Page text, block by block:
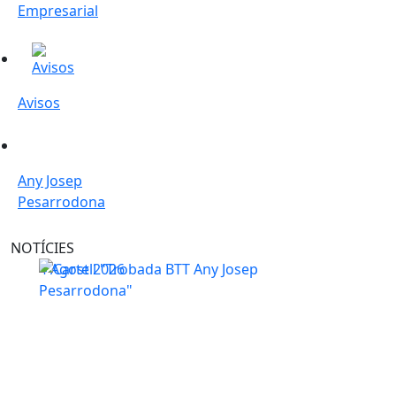
Empresarial
Avisos
Avisos
Any Josep
Pesarrodona
NOTÍCIES
Sant Salvador de Guardiola organitza una trobada
4Agost2026